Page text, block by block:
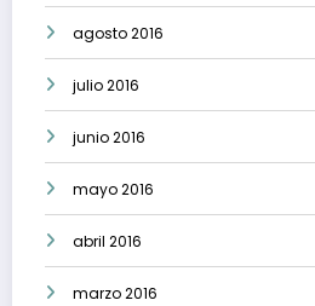
agosto 2016
julio 2016
junio 2016
mayo 2016
abril 2016
marzo 2016